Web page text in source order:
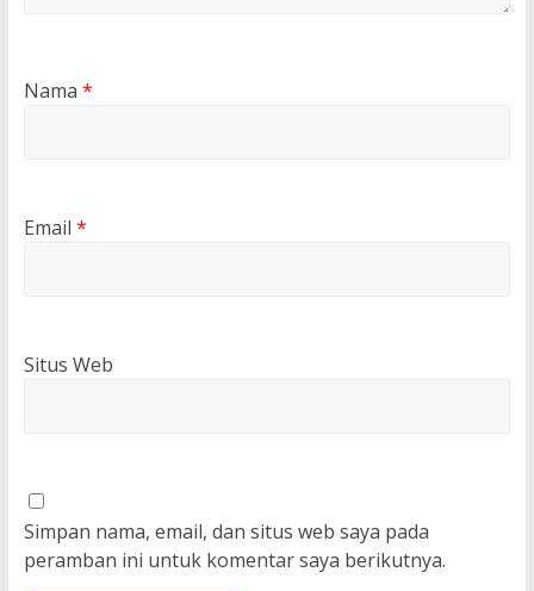
Nama *
Email *
Situs Web
Simpan nama, email, dan situs web saya pada
peramban ini untuk komentar saya berikutnya.